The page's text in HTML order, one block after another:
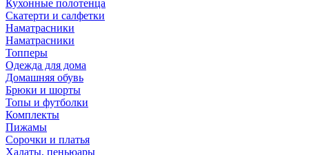
Кухонные полотенца
Скатерти и салфетки
Наматрасники
Наматрасники
Топперы
Одежда для дома
Домашняя обувь
Брюки и шорты
Топы и футболки
Комплекты
Пижамы
Сорочки и платья
Халаты, пеньюары